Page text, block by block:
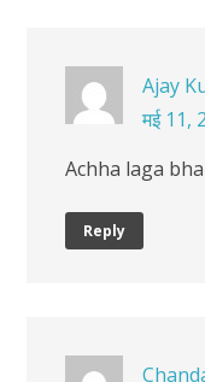
Ajay
मई 11,
Achha laga
Reply